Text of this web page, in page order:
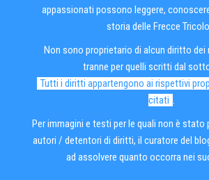
appassionati possono leggere,
storia delle Frecce
Non sono proprietario di alcun diritto dei
tranne per quelli scritti dal
Tutti i diritti appartengono ai rispettivi
citati .
Per immagini e testi per le quali non è
autori / detentori di diritti, il curatore del
ad assolvere quanto occorra nei